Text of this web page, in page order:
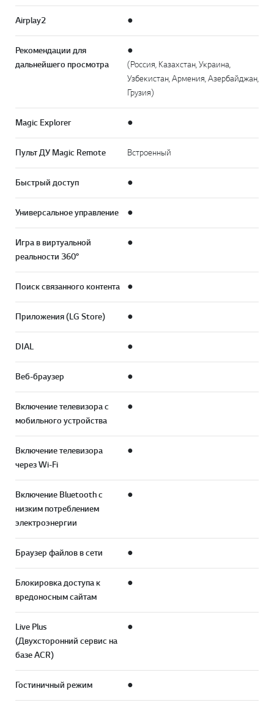
Airplay2 ●
Рекомендации для
дальнейшего просмотра
●
(Россия, Казахстан, Украина,
Узбекистан, Армения, Азербайджан,
Грузия)
Magic Explorer ●
Пульт ДУ Magic Remote Встроенный
Быстрый доступ ●
Универсальное управление ●
Игра в виртуальной
реальности 360°
●
Поиск связанного контента ●
Приложения (LG Store) ●
DIAL ●
Веб-браузер ●
Включение телевизора с
мобильного устройства
●
Включение телевизора
через Wi-Fi
●
Включение Bluetooth с
низким потреблением
электроэнергии
●
Браузер файлов в сети ●
Блокировка доступа к
вредоносным сайтам
●
Live Plus
(Двухсторонний сервис на
базе ACR)
●
Гостиничный режим ●